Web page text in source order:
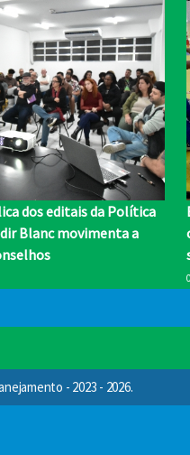
dos editais da Política
Blanc movimenta a
- 2023 - 2026.